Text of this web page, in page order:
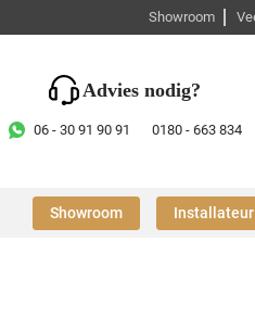
Showroom
Advies nodig?
06 - 30 91 90 91 0180 - 663 834
Showroom Installateur